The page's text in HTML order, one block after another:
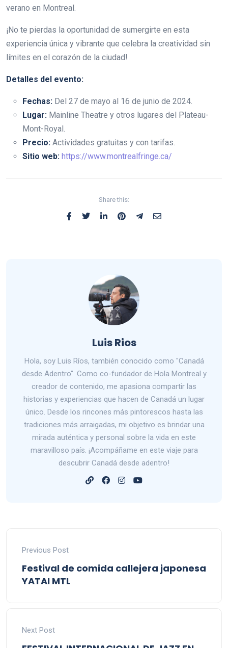
verano en Montreal.
¡No te pierdas la oportunidad de sumergirte en esta
experiencia única y vibrante que celebra la creatividad sin
límites en el corazón de la ciudad!
Detalles del evento:
Fechas: Del 27 de mayo al 16 de junio de 2024.
Lugar: Mainline Theatre y otros lugares del Plateau-
Mont-Royal.
Precio: Actividades gratuitas y con tarifas.
Sitio web: https://www.montrealfringe.ca/
Share this:
Luis Rios
Hola, soy Luis Ríos, también conocido como "Canadá
desde Adentro". Como co-fundador de Hola Montreal y
creador de contenido, me apasiona compartir las
historias y experiencias que hacen de Canadá un lugar
único. Desde los rincones más pintorescos hasta las
tradiciones más arraigadas, mi objetivo es brindar una
mirada auténtica y personal sobre la vida en este
maravilloso país. ¡Acompáñame en este viaje para
descubrir Canadá desde adentro!
Previous Post
Festival de comida callejera japonesa
YATAI MTL
Next Post